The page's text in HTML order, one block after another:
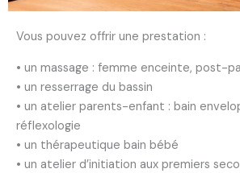
Vous pouvez offrir une prestation :
• un massage : femme enceinte, post-
• un resserrage du bassin
• un atelier parents-enfant : bain
réflexologie
• un thérapeutique bain bébé
• un atelier d’initiation aux premiers